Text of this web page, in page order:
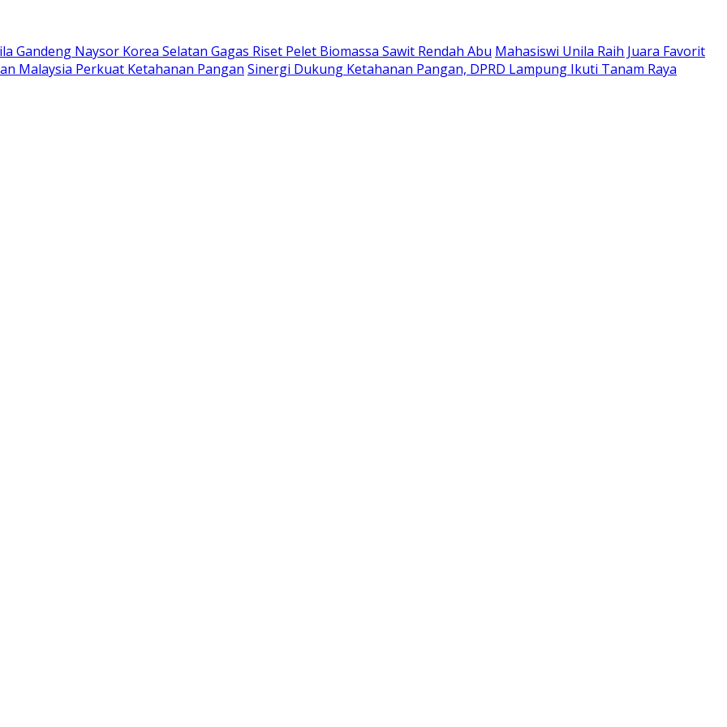
Gandeng Naysor Korea Selatan Gagas Riset Pelet Biomassa Sawit Rendah Abu Mahasiswi Unila Raih Juara Favorit
Malaysia Perkuat Ketahanan Pangan Sinergi Dukung Ketahanan Pangan, DPRD Lampung Ikuti Tanam Raya